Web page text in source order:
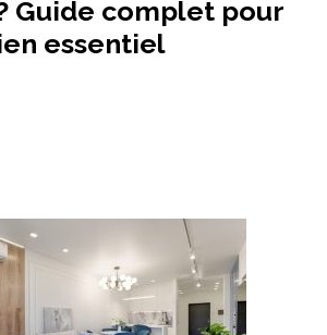
Guide complet pour
essentiel